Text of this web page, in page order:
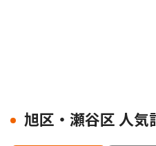
旭区・瀬谷区 人気